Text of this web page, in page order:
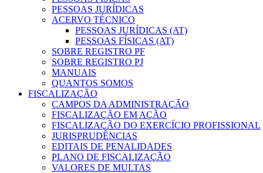
PESSOAS JURÍDICAS
ACERVO TÉCNICO
PESSOAS JURÍDICAS (AT)
PESSOAS FÍSICAS (AT)
SOBRE REGISTRO PF
SOBRE REGISTRO PJ
MANUAIS
QUANTOS SOMOS
FISCALIZAÇÃO
CAMPOS DA ADMINISTRAÇÃO
FISCALIZAÇÃO EM AÇÃO
FISCALIZAÇÃO DO EXERCÍCIO PROFISSIONAL
JURISPRUDÊNCIAS
EDITAIS DE PENALIDADES
PLANO DE FISCALIZAÇÃO
VALORES DE MULTAS